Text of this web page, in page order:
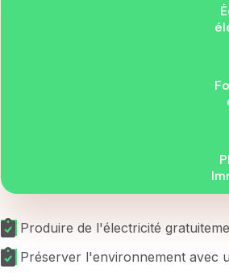
Produire de l'électricité
Préserver l'environnement avec